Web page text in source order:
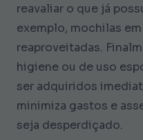
reavaliar o que já
exemplo, mochilas
reaproveitadas.
higiene ou de uso
ser adquiridos
minimiza gastos e
seja desperdiçado.